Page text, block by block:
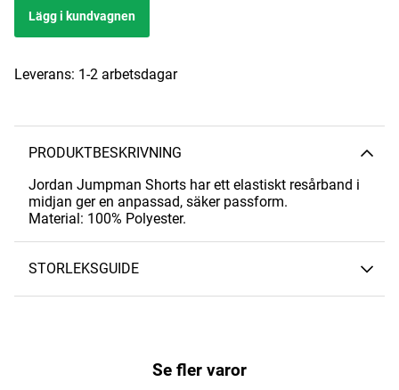
Lägg i kundvagnen
Leverans: 1-2 arbetsdagar
PRODUKTBESKRIVNING
Jordan Jumpman Shorts har ett elastiskt resårband i
midjan ger en anpassad, säker passform.
Material: 100% Polyester.
STORLEKSGUIDE
Se fler varor